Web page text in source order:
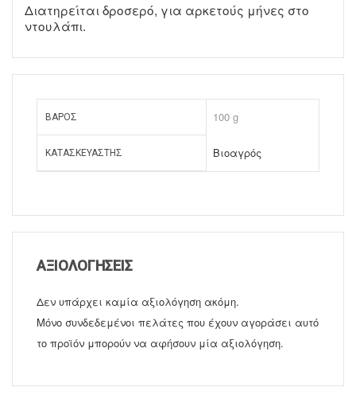
Διατηρείται δροσερό, για αρκετούς μήνες στο
ντουλάπι.
ΒΆΡΟΣ 100 g
ΚΑΤΑΣΚΕΥΑΣΤΉΣ Βιοαγρός
ΑΞΙΟΛΟΓΉΣΕΙΣ
Δεν υπάρχει καμία αξιολόγηση ακόμη.
Μόνο συνδεδεμένοι πελάτες που έχουν αγοράσει αυτό
το προϊόν μπορούν να αφήσουν μία αξιολόγηση.